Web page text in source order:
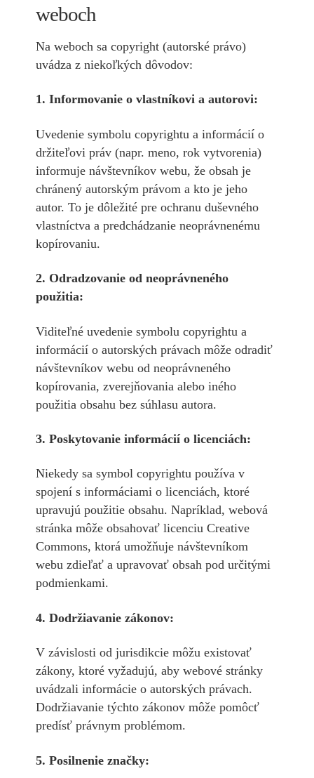
weboch
Na weboch sa copyright (autorské právo)
uvádza z niekoľkých dôvodov:
1. Informovanie o vlastníkovi a autorovi:
Uvedenie symbolu copyrightu a informácií o
držiteľovi práv (napr. meno, rok vytvorenia)
informuje návštevníkov webu, že obsah je
chránený autorským právom a kto je jeho
autor. To je dôležité pre ochranu duševného
vlastníctva a predchádzanie neoprávnenému
kopírovaniu.
2. Odradzovanie od neoprávneného
použitia:
Viditeľné uvedenie symbolu copyrightu a
informácií o autorských právach môže odradiť
návštevníkov webu od neoprávneného
kopírovania, zverejňovania alebo iného
použitia obsahu bez súhlasu autora.
3. Poskytovanie informácií o licenciách:
Niekedy sa symbol copyrightu používa v
spojení s informáciami o licenciách, ktoré
upravujú použitie obsahu. Napríklad, webová
stránka môže obsahovať licenciu Creative
Commons, ktorá umožňuje návštevníkom
webu zdieľať a upravovať obsah pod určitými
podmienkami.
4. Dodržiavanie zákonov:
V závislosti od jurisdikcie môžu existovať
zákony, ktoré vyžadujú, aby webové stránky
uvádzali informácie o autorských právach.
Dodržiavanie týchto zákonov môže pomôcť
predísť právnym problémom.
5. Posilnenie značky: